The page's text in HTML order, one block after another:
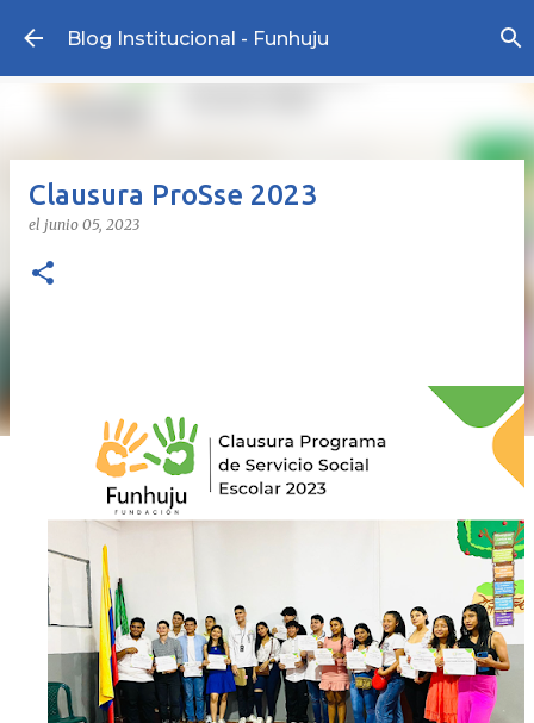
Ir al contenido principal
Blog Institucional - Funhuju
Clausura ProSse 2023
el junio 05, 2023